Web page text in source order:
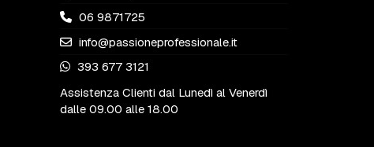
06 9871725
info@passioneprofessionale.it
393 677 3121
Assistenza Clienti dal Lunedì al Venerdì
dalle 09.00 alle 18.00